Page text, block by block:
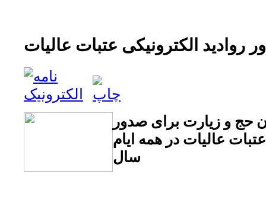
روادید الکترونیکی عتبات عالیات
حج و زیارت برای صدور
عالیات در همه ایام
سال